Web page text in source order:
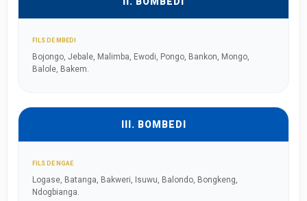
FILS DE MBEDI
Bojongo, Jebale, Malimba, Ewodi, Pongo, Bankon, Mongo,
Balole, Bakem.
III. BOMBEDI
FILS DE NGAE
Logase, Batanga, Bakweri, Isuwu, Balondo, Bongkeng,
Ndogbianga.